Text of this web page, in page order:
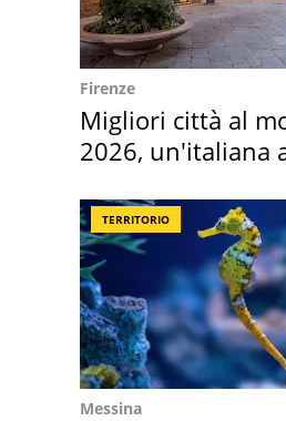
Firenze
Migliori città al
2026, un'italiana
TERRITORIO
Messina